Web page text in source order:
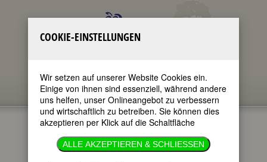
COOKIE-EINSTELLUNGEN
Wir setzen auf unserer Website Cookies ein.
Einige von ihnen sind essenziell, während andere
uns helfen, unser Onlineangebot zu verbessern
und wirtschaftlich zu betreiben. Sie können dies
akzeptieren per Klick auf die Schaltfläche
ALLE AKZEPTIEREN & SCHLIESSEN